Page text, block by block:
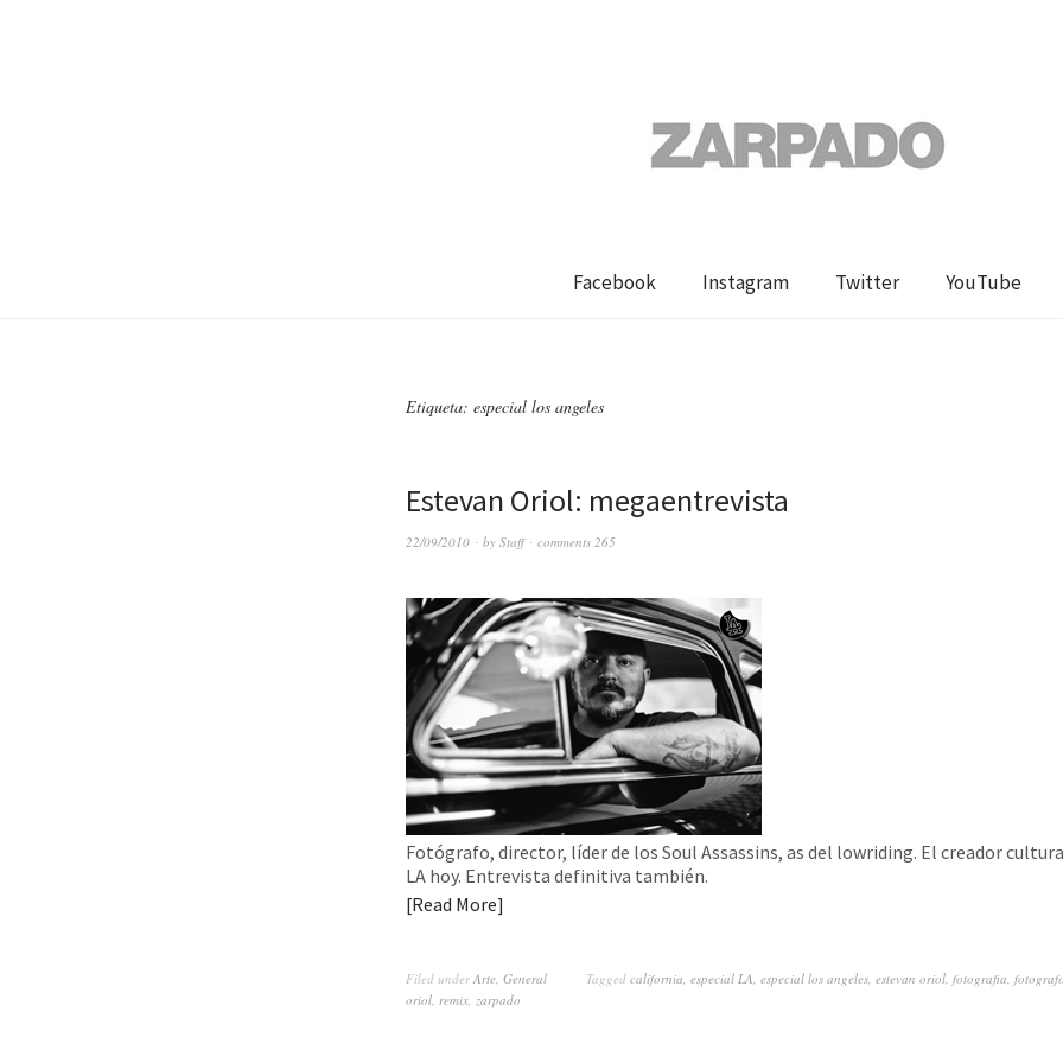
Facebook Instagram Twitter YouTube
Etiqueta: especial los angeles
Estevan Oriol: megaentrevista
22/09/2010 by Staff comments 265
Fotógrafo, director, líder de los Soul Assassins, as del lowriding. El creador
LA hoy. Entrevista definitiva también.
Read More
Filed underArte, General Tagged california, especial LA, especial los angeles, estevan oriol, fotografia, fotografo
oriol, remix, zarpado